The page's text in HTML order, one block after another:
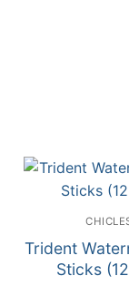
Trident
Sticks